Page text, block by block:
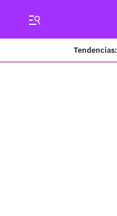
Tendencias: